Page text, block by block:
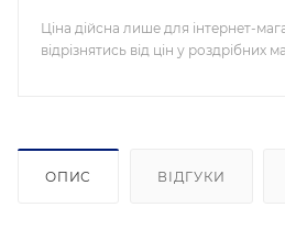
Ціна дійсна лише для інтернет-
відрізнятись від цін у роздрібних
ОПИС ВІДГУКИ